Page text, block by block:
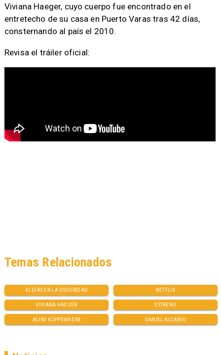
Viviana Haeger, cuyo cuerpo fue encontrado en el
entretecho de su casa en Puerto Varas tras 42 días,
consternando al país el 2010.
Revisa el tráiler oficial:
42 DÍAS EN LA OSCURIDAD NETFLIX
VIVIANA HAEGER ESTRENO
ALINE KÜPPENHEIM DANIEL ALCAÍNO
Temas Relacionados